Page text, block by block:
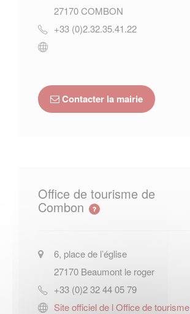
27170COMBON
+33 (0)2.32.35.41.22
Contacter la mairie
Office de tourisme de
Combon
6, place de l’église
27170 Beaumont le roger
+33 (0)2 32 44 05 79
Site officiel de l Office de tourisme